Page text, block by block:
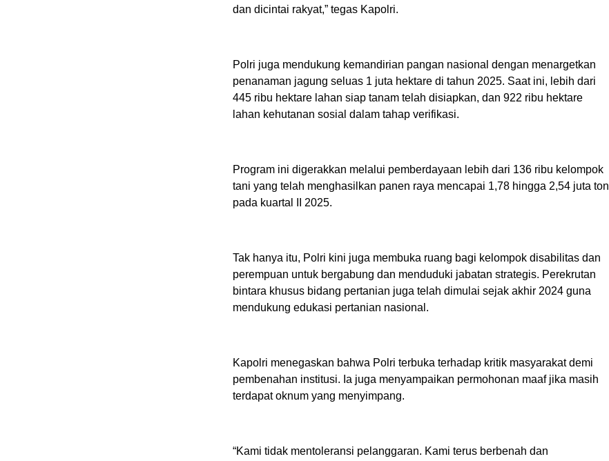
dan dicintai rakyat,” tegas Kapolri.
Polri juga mendukung kemandirian pangan nasional dengan menargetkan
penanaman jagung seluas 1 juta hektare di tahun 2025. Saat ini, lebih dari
445 ribu hektare lahan siap tanam telah disiapkan, dan 922 ribu hektare
lahan kehutanan sosial dalam tahap verifikasi.
Program ini digerakkan melalui pemberdayaan lebih dari 136 ribu kelompok
tani yang telah menghasilkan panen raya mencapai 1,78 hingga 2,54 juta ton
pada kuartal II 2025.
Tak hanya itu, Polri kini juga membuka ruang bagi kelompok disabilitas dan
perempuan untuk bergabung dan menduduki jabatan strategis. Perekrutan
bintara khusus bidang pertanian juga telah dimulai sejak akhir 2024 guna
mendukung edukasi pertanian nasional.
Kapolri menegaskan bahwa Polri terbuka terhadap kritik masyarakat demi
pembenahan institusi. Ia juga menyampaikan permohonan maaf jika masih
terdapat oknum yang menyimpang.
“Kami tidak mentoleransi pelanggaran. Kami terus berbenah dan